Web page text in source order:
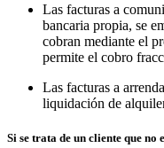
Las facturas a
bancaria propia, se
cobran mediante el
permite el cobro
Las facturas a
liquidación de
Si se trata de un cliente que